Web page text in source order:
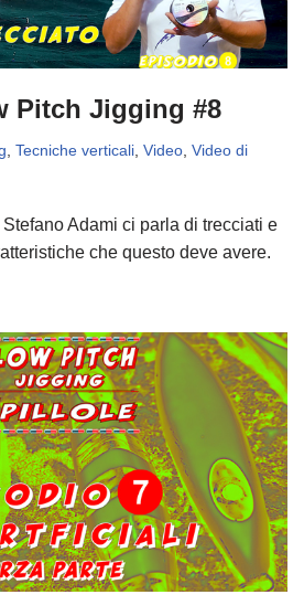
Pitch Jigging #8
Tecniche verticali Video Video di
Adami ci parla di trecciati e
che questo deve avere.